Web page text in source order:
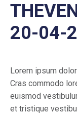
20-04-
Lorem ipsum
Cras commodo
euismod
et tristique